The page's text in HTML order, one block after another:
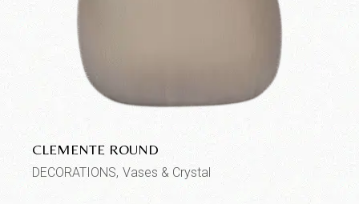
CLEMENTE ROUND
DECORATIONS Vases & Crystal